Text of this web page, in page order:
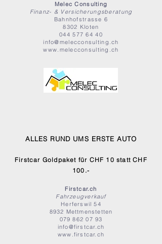
Melec Consulting
Finanz- & Versicherungsberatung
Bahnhofstrasse 6
8302 Kloten
044 577 64 40
info@melecconsulting.ch
www.melecconsulting.ch
ALLES RUND UMS ERSTE AUTO
Firstcar Goldpaket für CHF 10 statt CHF
100.-
Firstcar.ch
Fahrzeugverkauf
Herferswil 54
8932 Mettmenstetten
079 862 07 93
info@firstcar.ch
www.firstcar.ch